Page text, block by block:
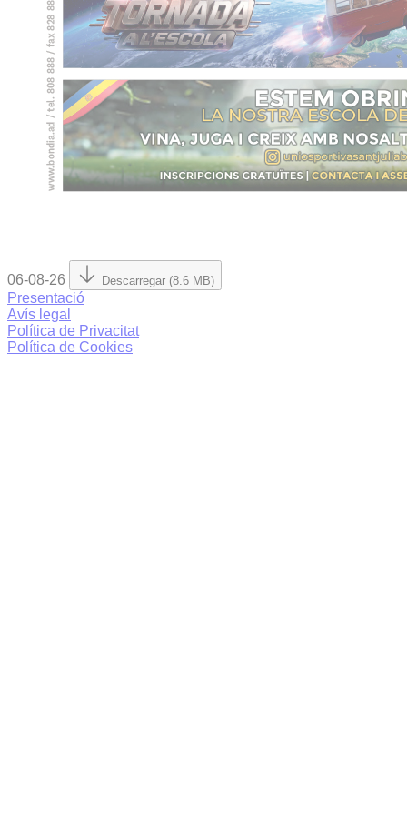
06-08-26 Descarregar (8.6 MB)
Presentació
Avís legal
Política de Privacitat
Política de Cookies